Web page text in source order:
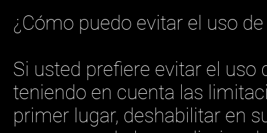
¿Cómo puedo evitar el uso
Si usted prefiere evitar el uso
teniendo en cuenta las
primer lugar, deshabilitar en